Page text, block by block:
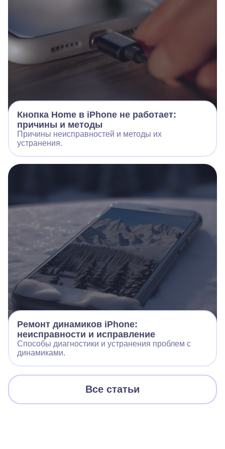
Кнопка Home в iPhone не работает:
причины и методы
Причины неисправностей и методы их
устранения.
Ремонт динамиков iPhone:
неисправности и исправление
Способы диагностики и устранения проблем с
динамиками.
Все статьи